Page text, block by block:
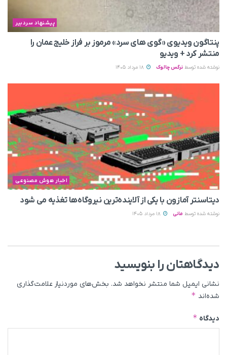
پیشنهاد سردبیر
پنتاگون ویدیوی «گوی های سرد» مرموز بر فراز خلیج عمان را
منتشر کرد + ویدیو
نوشته شده توسط نرگس چالوک
اخبار هوش مصنوعی
دیتاسنتر آمازون با یکی از آلاینده‌ترین نیروگاه‌ها تغذیه می‌ شود
نوشته شده توسط مانی
دیدگاهتان را بنویسید
نشانی ایمیل شما منتشر نخواهد شد. بخش‌های موردنیاز علامت‌گذاری
شده‌اند *
دیدگاه *